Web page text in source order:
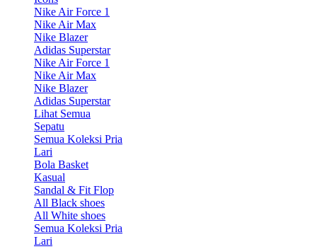
Nike Air Force 1
Nike Air Max
Nike Blazer
Adidas Superstar
Nike Air Force 1
Nike Air Max
Nike Blazer
Adidas Superstar
Lihat Semua
Sepatu
Semua Koleksi Pria
Lari
Bola Basket
Kasual
Sandal & Fit Flop
All Black shoes
All White shoes
Semua Koleksi Pria
Lari